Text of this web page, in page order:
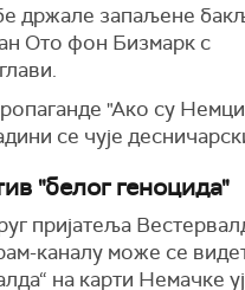
држале запаљене
Ото фон Бизмарк с
"Ако су
се чује
"белог геноцида"
пријатеља
каналу може се
на карти Немачке